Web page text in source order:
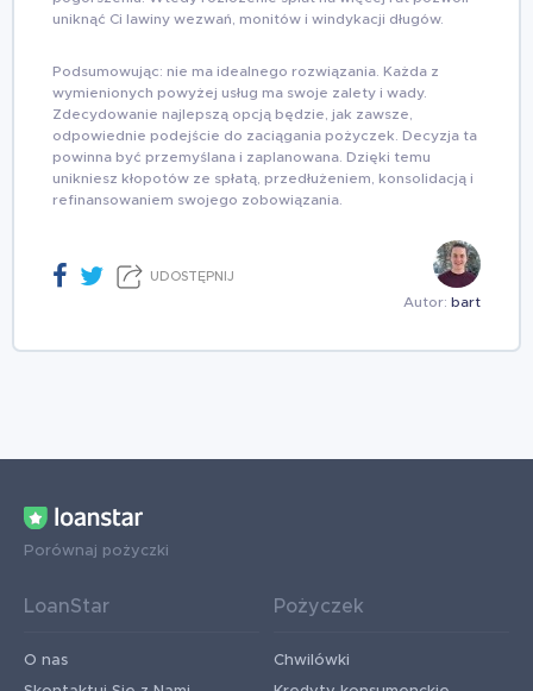
uniknąć Ci lawiny wezwań, monitów i windykacji długów.
Podsumowując: nie ma idealnego rozwiązania. Każda z
wymienionych powyżej usług ma swoje zalety i wady.
Zdecydowanie najlepszą opcją będzie, jak zawsze,
odpowiednie podejście do zaciągania pożyczek. Decyzja ta
powinna być przemyślana i zaplanowana. Dzięki temu
unikniesz kłopotów ze spłatą, przedłużeniem, konsolidacją i
refinansowaniem swojego zobowiązania.
UDOSTĘPNIJ
Autor: bart
Porównaj pożyczki
LoanStar
O nas
Pożyczek
Chwilówki